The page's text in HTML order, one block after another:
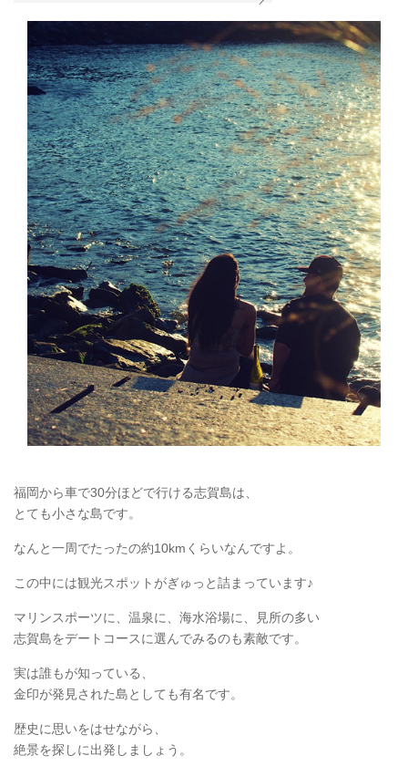
福岡から車で30分ほどで行ける志賀島は、
とても小さな島です。
なんと一周でたったの約10kmくらいなんですよ。
この中には観光スポットがぎゅっと詰まっています♪
マリンスポーツに、温泉に、海水浴場に、見所の多い
志賀島をデートコースに選んでみるのも素敵です。
実は誰もが知っている、
金印が発見された島としても有名です。
歴史に思いをはせながら、
絶景を探しに出発しましょう。